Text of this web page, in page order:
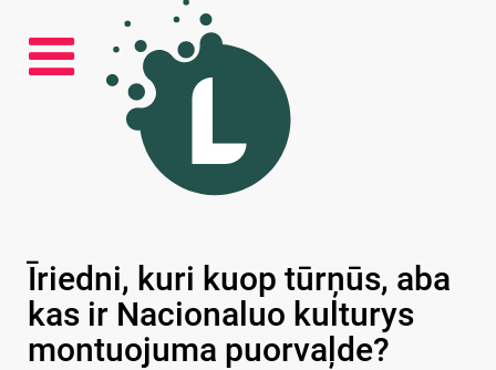
Īriedni, kuri kuop tūrņūs, aba
kas ir Nacionaluo kulturys
montuojuma puorvaļde?